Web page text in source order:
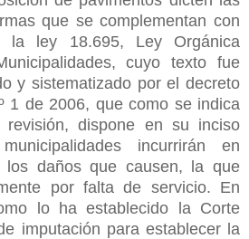
que se complementan con
ley 18.695, Ley Orgánica
cuyo texto fue
y sistematizado por el decreto
1 de 2006, que como se indica
dispone en su inciso
incurrirán en
los daños que causen, la que
por falta de servicio. En
lo ha establecido la Corte
imputación para establecer la